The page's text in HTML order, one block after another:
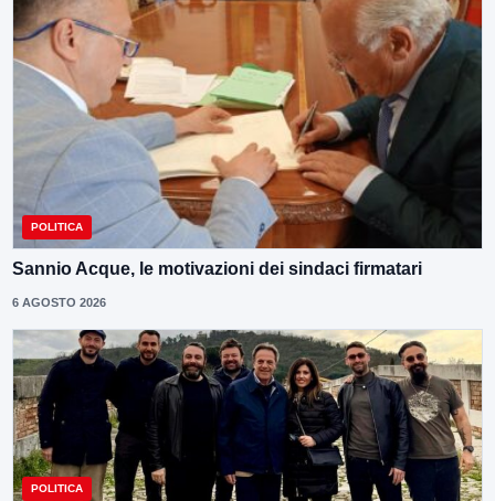
POLITICA
Sannio Acque, le motivazioni dei sindaci firmatari
6 AGOSTO 2026
POLITICA